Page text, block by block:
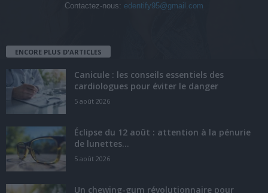
Contactez-nous: edentify95@gmail.com
ENCORE PLUS D'ARTICLES
Canicule : les conseils essentiels des
cardiologues pour éviter le danger
5 août 2026
Éclipse du 12 août : attention à la pénurie
de lunettes...
5 août 2026
Un chewing-gum révolutionnaire pour